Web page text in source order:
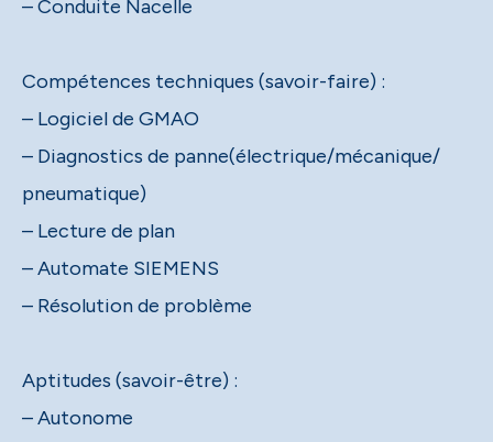
– Conduite Nacelle
Compétences techniques (savoir-faire) :
– Logiciel de GMAO
– Diagnostics de panne(électrique/mécanique/
pneumatique)
– Lecture de plan
– Automate SIEMENS
– Résolution de problème
Aptitudes (savoir-être) :
– Autonome